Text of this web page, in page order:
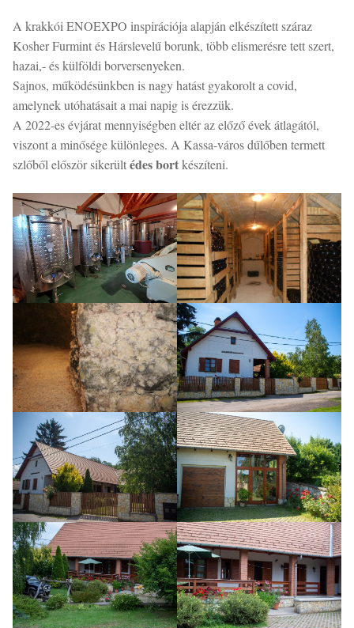
A krakkói ENOEXPO inspirációja alapján elkészített száraz
Kosher Furmint és Hárslevelű borunk, több elismerésre tett szert,
hazai,- és külföldi borversenyeken.
Sajnos, működésünkben is nagy hatást gyakorolt a covid,
amelynek utóhatásait a mai napig is érezzük.
A 2022-es évjárat mennyiségben eltér az előző évek átlagától,
viszont a minősége különleges. A Kassa-város dűlőben termett
szlőből először sikerültédes bortkészíteni.